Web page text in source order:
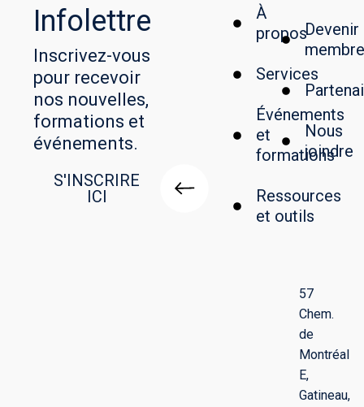
Infolettre
Inscrivez-vous
pour recevoir
nos nouvelles,
formations et
événements.
S'INSCRIRE
ICI
À
propos
Services
Événements
et
formations
Ressources
et outils
Devenir
membre
Nous
joindre
57
Chem.
de
Montréal
E,
Gatineau,